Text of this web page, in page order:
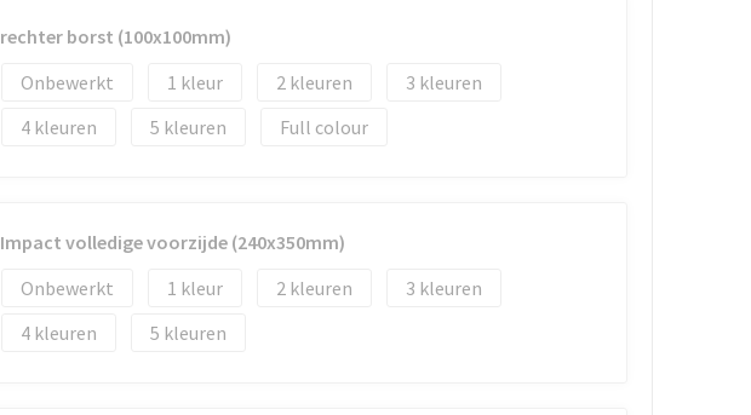
rechter borst (100x100mm)
Onbewerkt
1 2
3
4
5 Full colour
Impact volledige voorzijde (240x350mm)
Onbewerkt
1 2
3
4
5